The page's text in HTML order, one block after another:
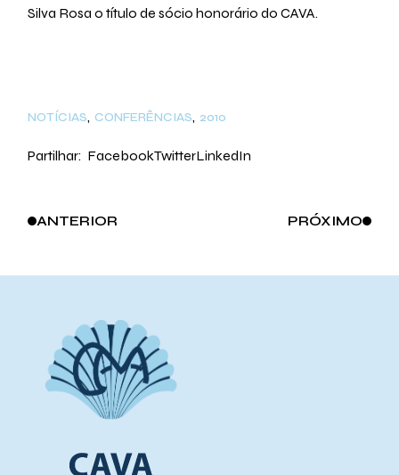
Silva Rosa o título de sócio honorário do CAVA.
NOTÍCIAS CONFERÊNCIAS 2010
Partilhar: FacebookTwitterLinkedIn
ANTERIOR PRÓXIMO